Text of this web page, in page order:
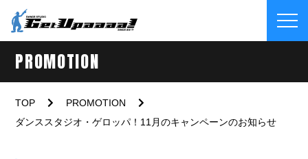
PROMOTION
TOP
PROMOTION
ダンススタジオ・ゲロッパ！11月のキャンペーンのお知らせ